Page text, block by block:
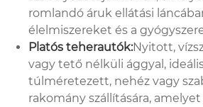
romlandó áruk ellátási
élelmiszereket és a
Platós teherautók:Nyitott,
vagy tető nélküli ággyal,
túlméretezett, nehéz vagy
rakomány szállítására,